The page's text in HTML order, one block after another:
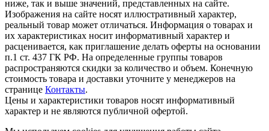
ниже, так и выше значений, представленных на сайте.
Изображения на сайте носят иллюстративный характер,
реальный товар может отличаться. Информация о товарах и
их характеристиках носит информативный характер и
расценивается, как приглашение делать оферты на основании
п.1 ст. 437 ГК РФ. На определенные группы товаров
распространяются скидки за количество и объем. Конечную
стоимость товара и доставки уточните у менеджеров на
странице Контакты.
Цены и характеристики товаров носят информативный
характер и не являются публичной офертой.